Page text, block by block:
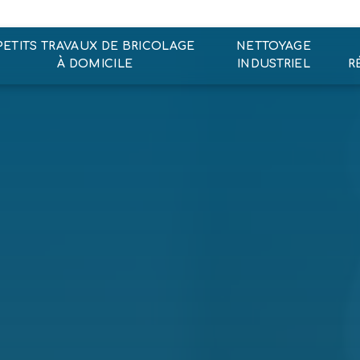
TRAVAUX DE BRICOLAGE
À DOMICILE
NETTOYAGE
INDUSTRIEL